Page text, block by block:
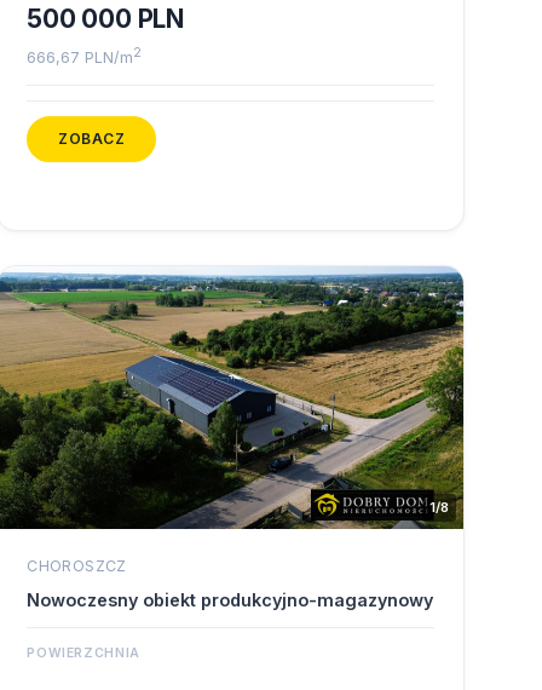
500 000 PLN
666,67 PLN/m2
ZOBACZ
1/8
CHOROSZCZ
Nowoczesny obiekt produkcyjno-magazynowy
POWIERZCHNIA